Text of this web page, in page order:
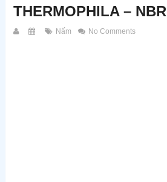
THERMOPHILA –
Nấm No Comments